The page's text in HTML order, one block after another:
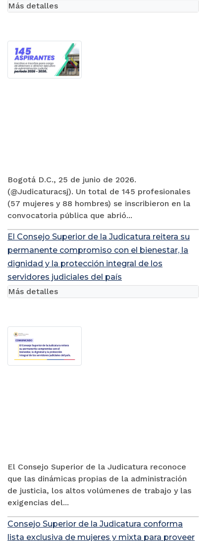
Bogotá D.C., 25 de junio de 2026.
(@Judicaturacsj). Un total de 145 profesionales
(57 mujeres y 88 hombres) se inscribieron en la
convocatoria pública que abrió...
Más detalles
El Consejo Superior de la Judicatura reitera su
permanente compromiso con el bienestar, la
dignidad y la protección integral de los
servidores judiciales del país
El Consejo Superior de la Judicatura reconoce
que las dinámicas propias de la administración
de justicia, los altos volúmenes de trabajo y las
exigencias del...
Más detalles
Consejo Superior de la Judicatura conforma
lista exclusiva de mujeres y mixta para proveer